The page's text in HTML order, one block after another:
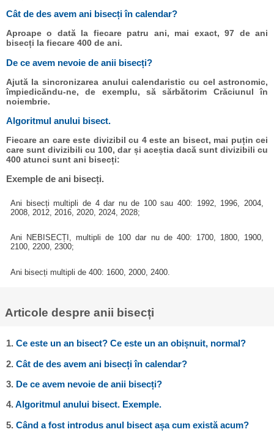
Cât de des avem ani bisecți în calendar?
Aproape o dată la fiecare patru ani, mai exact, 97 de ani
bisecți la fiecare 400 de ani.
De ce avem nevoie de anii bisecți?
Ajută la sincronizarea anului calendaristic cu cel astronomic,
împiedicăndu-ne, de exemplu, să sărbătorim Crăciunul în
noiembrie.
Algoritmul anului bisect.
Fiecare an care este divizibil cu 4 este an bisect, mai puțin cei
care sunt divizibili cu 100, dar și aceștia dacă sunt divizibili cu
400 atunci sunt ani bisecți:
Exemple de ani bisecți.
Ani bisecți multipli de 4 dar nu de 100 sau 400: 1992, 1996, 2004,
2008, 2012, 2016, 2020, 2024, 2028;
Ani NEBISECȚI, multipli de 100 dar nu de 400: 1700, 1800, 1900,
2100, 2200, 2300;
Ani bisecți multipli de 400: 1600, 2000, 2400.
Articole despre anii bisecți
1.Ce este un an bisect? Ce este un an obișnuit, normal?
2.Cât de des avem ani bisecți în calendar?
3. De ce avem nevoie de anii bisecți?
4.Algoritmul anului bisect. Exemple.
5.Când a fost introdus anul bisect așa cum există acum?